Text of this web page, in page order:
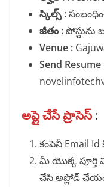
స్కిల్స్ :
జీతం :పోస్టును
Venue :
Send Resume
అప్లై చేసే ప్రాసెస్:
కంపెనీ Email
మీ యొక్క పూర్తి
చేసి అప్లోడ్